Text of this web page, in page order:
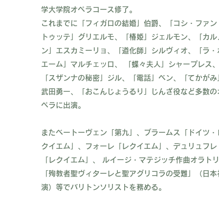
学大学院オペラコース修了。
これまでに「フィガロの結婚」伯爵、「コシ・ファン
トゥッテ」グリエルモ、「椿姫」ジェルモン、「カル
ン」エスカミーリョ、「道化師」シルヴィオ、「ラ・
エーム」マルチェッロ、 「蝶々夫人」シャープレス、
「スザンナの秘密」ジル、「電話」ベン、「てかがみ
武田勇一、「おこんじょうるり」じんざ役など多数の
ペラに出演。
またベートーヴェン「第九」、ブラームス「ドイツ・
クイエム」、フォーレ「レクイエム」、デュリュフレ
「レクイエム」、 ルイージ・マテジッチ作曲オラト
「殉教者聖ヴィターレと聖アグリコラの受難」（日本
演）等でバリトンソリストを務める。